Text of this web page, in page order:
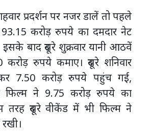
प्रदर्शन पर नजर डालें तो पहले
करोड़ रुपये का दमदार नेट
बाद दूसरे शुक्रवार यानी आठवें
रुपये कमाए। दूसरे शनिवार
7.50 करोड़ रुपये पहुंच गई,
फिल्म ने 9.75 करोड़ रुपये का
तरह दूसरे वीकेंड में भी फिल्म ने